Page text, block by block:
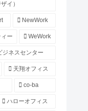
イ）
NewWork
ー WeWork
ジネスセンター
天翔オフィス
co-ba
ハローオフィス